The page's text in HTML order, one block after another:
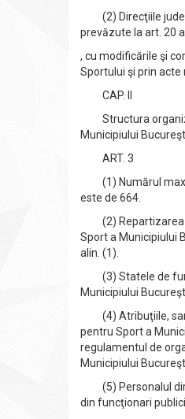
(2) Direcţiile
prevăzute la art. 20
, cu modificările şi
Sportului şi prin
CAP. II
Structura
Municipiului
ART. 3
(1) Numărul
este de 664.
(2) Repartizarea
Sport a Municipiului
alin. (1).
(3) Statele de
Municipiului
(4) Atribuţiile,
pentru Sport a
regulamentul de
Municipiului
(5) Personalul
din funcţionari